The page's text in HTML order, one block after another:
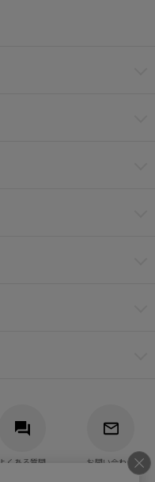
よくある質問 お問い合わせ